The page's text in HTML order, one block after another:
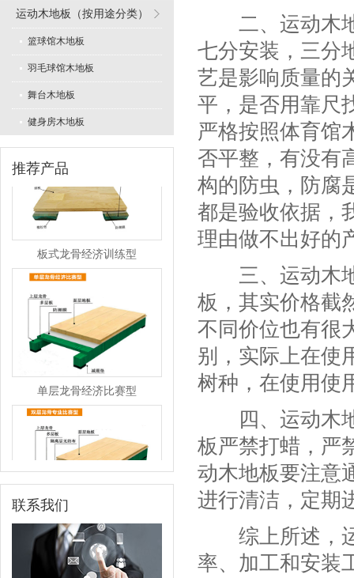
运动木地板（按用途分类）
篮球馆木地板
羽毛球馆木地板
舞台木地板
健身房木地板
推荐产品
LVL型比赛结构
板式龙骨经济训练型
单层龙骨经济比赛型
双层龙骨专业比赛型
联系我们
二、运动木地
七分安装，三分
艺是影响质量的
平，是否用靠尺
严格按照体育馆
否平整，有没有
构的防虫，防腐
都是验收依据，
理由做不出好的
三、运动木地
板，其实价格截
不同价位也有很
别，实际上在使
树种，在使用使
四、运动木地
板严禁打蜡，严
动木地板要注意
进行清洁，定期
综上所述，运
率、加工和安装